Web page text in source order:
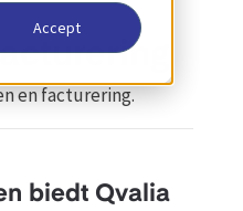
Accept
en facturering.
biedt Qvalia